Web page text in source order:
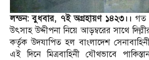
লন্ডন: বুধবার, ৭ই অগ্রহায়ণ ১৪২৩।। গত
উৎসাহ উদ্দীপনা নিয়ে আড়ম্বরের সাথে
কর্তৃক উদযাপিত হল বাংলাদেশ
এই দিনে মিত্রবাহিনী যৌথভাবে